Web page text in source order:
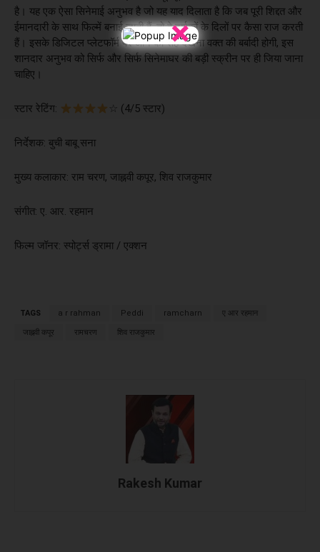
×
है। यह एक ऐसा सिनेमाई अनुभव है जो यह याद दिलाता है कि जब पूरी शिद्दत और
ईमानदारी के साथ फिल्में बनाई जाती हैं, तो वे दर्शकों के दिलों पर कैसा राज करती
हैं। इसके डिजिटल प्लेटफॉर्म पर आने की राह देखना वक्त की बर्बादी होगी, इस
शानदार अनुभव को सिर्फ और सिर्फ सिनेमाघर की बड़ी स्क्रीन पर ही जिया जाना
चाहिए।
स्टार रेटिंग: ☆ (4/5 स्टार)
निर्देशक: बुची बाबू सना
मुख्य कलाकार: राम चरण, जाह्नवी कपूर, शिव राजकुमार
संगीत: ए. आर. रहमान
फिल्म जॉनर: स्पोर्ट्स ड्रामा / एक्शन
TAGS a r rahman Peddi ramcharn ए आर रहमान
जाह्नवी कपूर रामचरण शिव राजकुमार
Rakesh Kumar